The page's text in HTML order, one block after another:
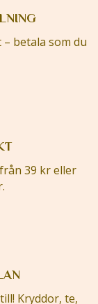
betala som du
39 kr eller
Kryddor, te,